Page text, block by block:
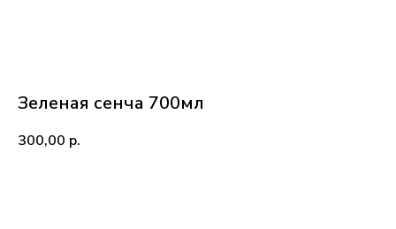
Зеленая сенча 700мл
300,00 р.